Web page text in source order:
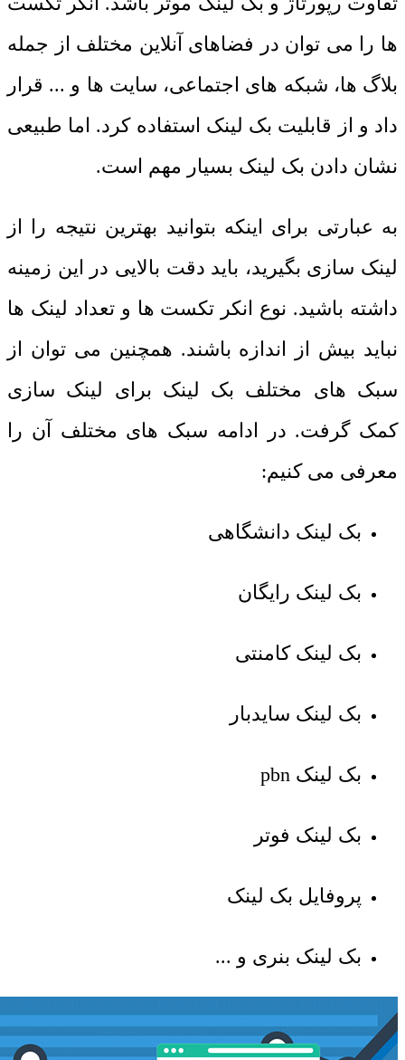
ها را می توان در فضاهای آنلاین مختلف از جمله
بلاگ ها، شبکه های اجتماعی، سایت ها و ... قرار
داد و از قابلیت بک لینک استفاده کرد. اما طبیعی
نشان دادن بک لینک بسیار مهم است.
به عبارتی برای اینکه بتوانید بهترین نتیجه را از
لینک سازی بگیرید، باید دقت بالایی در این زمینه
داشته باشید. نوع انکر تکست ها و تعداد لینک ها
نباید بیش از اندازه باشند. همچنین می توان از
سبک های مختلف بک لینک برای لینک سازی
کمک گرفت. در ادامه سبک های مختلف آن را
معرفی می کنیم:
بک لینک دانشگاهی
بک لینک رایگان
بک لینک کامنتی
بک لینک سایدبار
بک لینک pbn
بک لینک فوتر
پروفایل بک لینک
بک لینک بنری و ...